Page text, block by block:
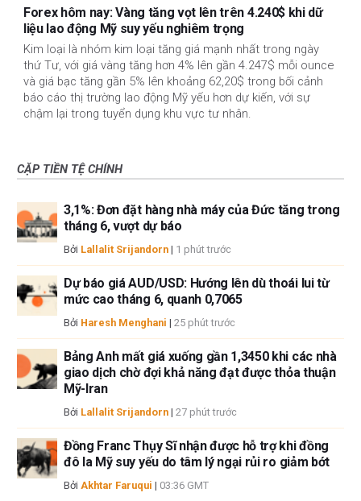
Forex hôm nay: Vàng tăng vọt lên trên 4.240$ khi dữ
liệu lao động Mỹ suy yếu nghiêm trọng
Kim loại là nhóm kim loại tăng giá mạnh nhất trong ngày
thứ Tư, với giá vàng tăng hơn 4% lên gần 4.247$ mỗi ounce
và giá bạc tăng gần 5% lên khoảng 62,20$ trong bối cảnh
báo cáo thị trường lao động Mỹ yếu hơn dự kiến, với sự
chậm lại trong tuyển dụng khu vực tư nhân.
CẶP TIỀN TỆ CHÍNH
3,1%: Đơn đặt hàng nhà máy của Đức tăng trong
tháng 6, vượt dự báo
Bởi Lallalit Srijandorn | 1 phút trước
Dự báo giá AUD/USD: Hướng lên dù thoái lui từ
mức cao tháng 6, quanh 0,7065
Bởi Haresh Menghani | 25 phút trước
Bảng Anh mất giá xuống gần 1,3450 khi các nhà
giao dịch chờ đợi khả năng đạt được thỏa thuận
Mỹ-Iran
Bởi Lallalit Srijandorn | 27 phút trước
Đồng Franc Thụy Sĩ nhận được hỗ trợ khi đồng
đô la Mỹ suy yếu do tâm lý ngại rủi ro giảm bớt
Bởi Akhtar Faruqui | 03:36 GMT